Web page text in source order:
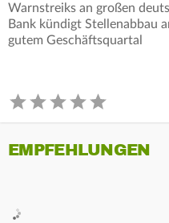
Warnstreiks an großen
Bank kündigt Stellenabbau
gutem Geschäftsquartal
EMPFEHLUNGEN